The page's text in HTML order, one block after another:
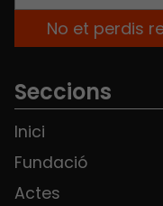
Seccions
Inici
Fundació
Actes